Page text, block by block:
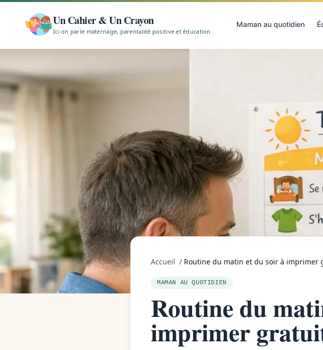
Un Cahier & Un Crayon
Ici on parle maternage, parentalité positive et éducation
Maman au quotidien
Accueil / Routine du matin et du soir à imprimer
MAMAN AU QUOTIDIEN
Routine du
imprimer